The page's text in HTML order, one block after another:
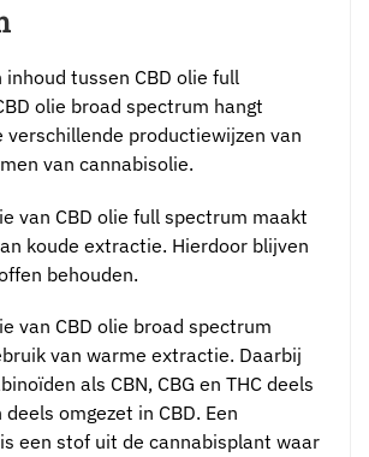
tussen CBD olie full
olie broad spectrum hangt
verschillende productiewijzen van
van cannabisolie.
van CBD olie full spectrum maakt
koude extractie. Hierdoor blijven
behouden.
van CBD olie broad spectrum
van warme extractie. Daarbij
als CBN, CBG en THC deels
omgezet in CBD. Een
een stof uit de cannabisplant waar